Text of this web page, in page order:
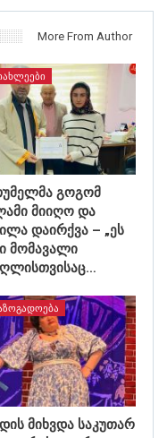
More From Author
გოგომ
მიიღო და
დაირქვა – „ეს
მომავალი
მიხვდა საკუთარ